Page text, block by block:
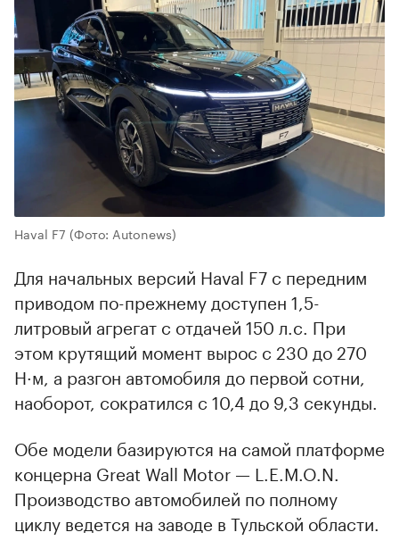
Haval F7 (Фото: Autonews)
Для начальных версий Haval F7 с передним
приводом по-прежнему доступен 1,5-
литровый агрегат c отдачей 150 л.с. При
этом крутящий момент вырос с 230 до 270
Н·м, а разгон автомобиля до первой сотни,
наоборот, сократился с 10,4 до 9,3 секунды.
Обе модели базируются на самой платформе
концерна Great Wall Motor — L.E.M.O.N.
Производство автомобилей по полному
циклу ведется на заводе в Тульской области.